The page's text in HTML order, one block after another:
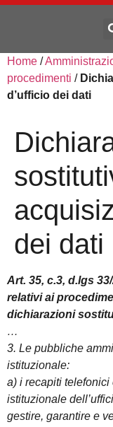
Home /
procedimenti /
d’ufficio dei dati
dei dati
Art. 35, c.3, d.lgs
relativi ai
dichiarazioni
…
3. Le pubbliche
istituzionale:
a) i recapiti
istituzionale
gestire, garantire e